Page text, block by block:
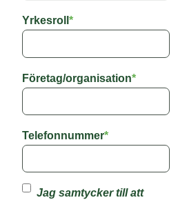
Yrkesroll *
Företag/organisation*
Telefonnummer*
Jag samtycker till att